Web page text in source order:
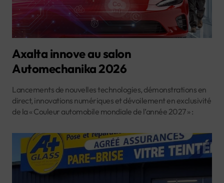
Axalta innove au salon
Automechanika 2026
Lancements de nouvelles technologies, démonstrations en
direct, innovations numériques et dévoilement en exclusivité
de la « Couleur automobile mondiale de l’année 2027 » :